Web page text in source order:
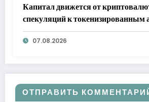
Капитал движется от
спекуляций к токенизированным
RWA
07.08.2026
ОТПРАВИТЬ